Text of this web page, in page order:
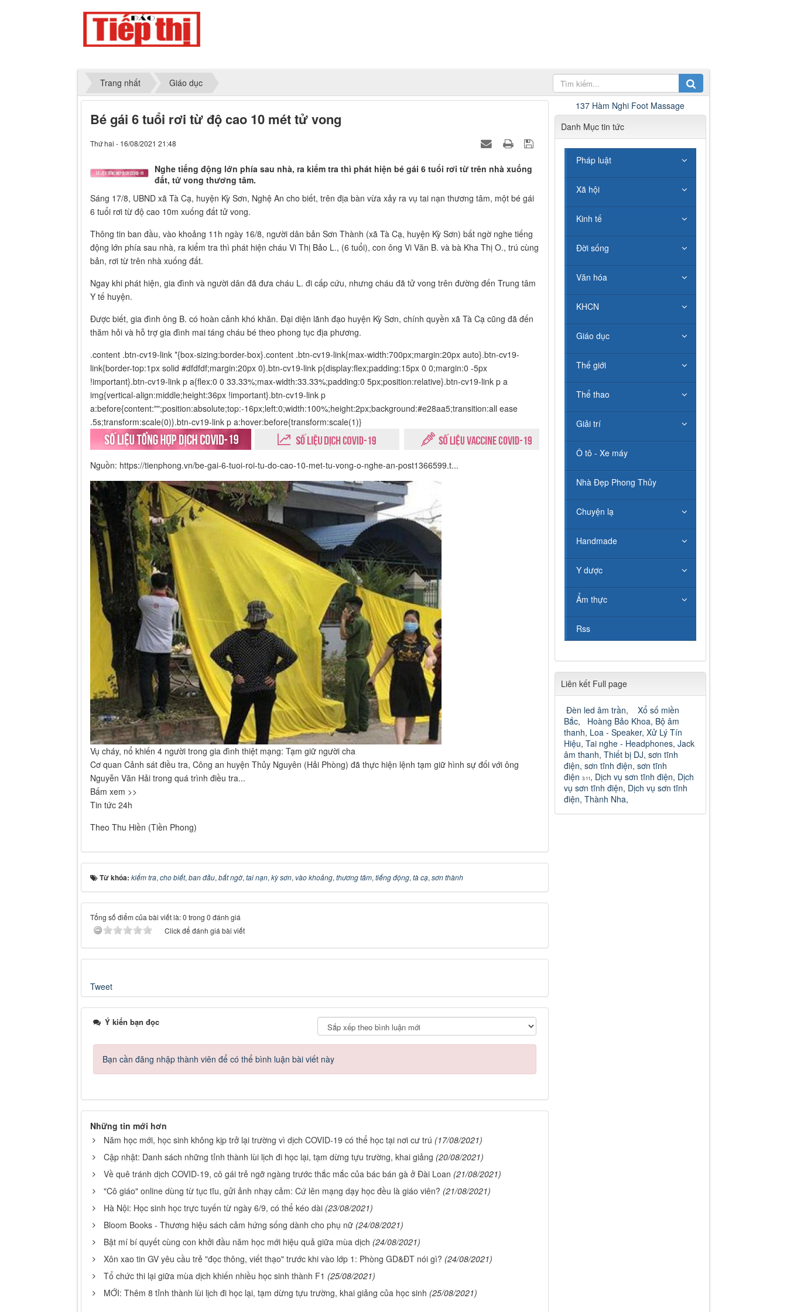
Trang nhất Giáo dục
Bé gái 6 tuổi rơi từ độ cao 10 mét tử vong
Thứ hai - 16/08/2021 21:48
Nghe tiếng động lớn phía sau nhà, ra kiểm tra thì phát hiện bé gái 6 tuổi rơi từ trên nhà xuống
đất, tử vong thương tâm.
Sáng 17/8, UBND xã Tà Cạ, huyện Kỳ Sơn, Nghệ An cho biết, trên địa bàn vừa xảy ra vụ tai nạn thương tâm, một bé gái
6 tuổi rơi từ độ cao 10m xuống đất tử vong.
Thông tin ban đầu, vào khoảng 11h ngày 16/8, người dân bản Sơn Thành (xã Tà Cạ, huyện Kỳ Sơn) bất ngờ nghe tiếng
động lớn phía sau nhà, ra kiểm tra thì phát hiện cháu Vi Thị Bảo L., (6 tuổi), con ông Vi Văn B. và bà Kha Thị O., trú cùng
bản, rơi từ trên nhà xuống đất.
Ngay khi phát hiện, gia đình và người dân đã đưa cháu L. đi cấp cứu, nhưng cháu đã tử vong trên đường đến Trung tâm
Y tế huyện.
Được biết, gia đình ông B. có hoàn cảnh khó khăn. Đại diện lãnh đạo huyện Kỳ Sơn, chính quyền xã Tà Cạ cũng đã đến
thăm hỏi và hỗ trợ gia đình mai táng cháu bé theo phong tục địa phương.
.content .btn-cv19-link *{box-sizing:border-box}.content .btn-cv19-link{max-width:700px;margin:20px auto}.btn-cv19-
link{border-top:1px solid #dfdfdf;margin:20px 0}.btn-cv19-link p{display:flex;padding:15px 0 0;margin:0 -5px
!important}.btn-cv19-link p a{flex:0 0 33.33%;max-width:33.33%;padding:0 5px;position:relative}.btn-cv19-link p a
img{vertical-align:middle;height:36px !important}.btn-cv19-link p
a:before{content:"";position:absolute;top:-16px;left:0;width:100%;height:2px;background:#e28aa5;transition:all ease
.5s;transform:scale(0)}.btn-cv19-link p a:hover:before{transform:scale(1)}
Nguồn: https://tienphong.vn/be-gai-6-tuoi-roi-tu-do-cao-10-met-tu-vong-o-nghe-an-post1366599.t...
Vụ cháy, nổ khiến 4 người trong gia đình thiệt mạng: Tạm giữ người cha
Cơ quan Cảnh sát điều tra, Công an huyện Thủy Nguyên (Hải Phòng) đã thực hiện lệnh tạm giữ hình sự đối với ông
Nguyễn Văn Hải trong quá trình điều tra...
Bấm xem >>
Tin tức 24h
Theo Thu Hiền (Tiền Phong)
Từ khóa: kiểm tra, cho biết, ban đầu, bất ngờ, tai nạn, kỳ sơn, vào khoảng, thương tâm, tiếng động, tà cạ, sơn thành
Tổng số điểm của bài viết là: 0 trong 0 đánh giá
Click để đánh giá bài viết
Tweet
Ý kiến bạn đọc
Bạn cần đăng nhập thành viên để có thể bình luận bài viết này
Những tin mới hơn
Năm học mới, học sinh không kịp trở lại trường vì dịch COVID-19 có thể học tại nơi cư trú (17/08/2021)
Cập nhật: Danh sách những tỉnh thành lùi lịch đi học lại, tạm dừng tựu trường, khai giảng (20/08/2021)
Về quê tránh dịch COVID-19, cô gái trẻ ngỡ ngàng trước thắc mắc của bác bán gà ở Đài Loan (21/08/2021)
"Cô giáo" online dùng từ tục tĩu, gửi ảnh nhạy cảm: Cứ lên mạng dạy học đều là giáo viên? (21/08/2021)
Hà Nội: Học sinh học trực tuyến từ ngày 6/9, có thể kéo dài (23/08/2021)
Bloom Books - Thương hiệu sách cảm hứng sống dành cho phụ nữ (24/08/2021)
Bật mí bí quyết cùng con khởi đầu năm học mới hiệu quả giữa mùa dịch (24/08/2021)
Xôn xao tin GV yêu cầu trẻ "đọc thông, viết thạo" trước khi vào lớp 1: Phòng GD&ĐT nói gì? (24/08/2021)
Tổ chức thi lại giữa mùa dịch khiến nhiều học sinh thành F1 (25/08/2021)
MỚI: Thêm 8 tỉnh thành lùi lịch đi học lại, tạm dừng tựu trường, khai giảng của học sinh (25/08/2021)
137 Hàm Nghi Foot Massage
Danh Mục tin tức
Pháp luật
Xã hội
Kinh tế
Đời sống
Văn hóa
KHCN
Giáo dục
Thế giới
Thể thao
Giải trí
Ô tô - Xe máy
Nhà Đẹp Phong Thủy
Chuyện lạ
Handmade
Y dược
Ẩm thực
Rss
Liên kết Full page
Đèn led âm trần, Xổ số miền
Bắc, Hoàng Bảo Khoa, Bộ âm
thanh, Loa - Speaker, Xử Lý Tín
Hiệu, Tai nghe - Headphones, Jack
âm thanh, Thiết bị DJ, sơn tĩnh
điện, sơn tĩnh điện, sơn tĩnh
điện 3.11, Dịch vụ sơn tĩnh điện, Dịch
vụ sơn tĩnh điện, Dịch vụ sơn tĩnh
điện, Thành Nha,